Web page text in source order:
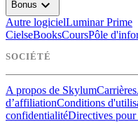
Bonus expand_more
Autre logicielLuminar Prime
CielseBooksCoursPôle
SOCIÉTÉ
A propos de SkylumCarrières
d’affiliationConditions
confidentialitéDirectives